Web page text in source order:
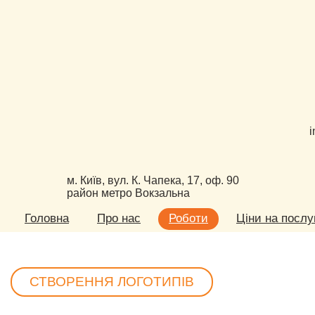
м. Київ, вул. К. Чапека, 17, оф. 90
район метро Вокзальна
Головна Про нас Роботи Ціни на
СТВОРЕННЯ ЛОГОТИПІВ